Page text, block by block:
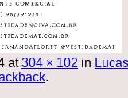
at304 × 102 in
.